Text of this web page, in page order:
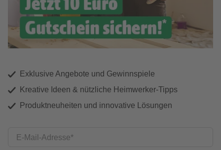
Exklusive Angebote und Gewinnspiele
Kreative Ideen & nützliche Heimwerker-Tipps
Produktneuheiten und innovative Lösungen
E-Mail-Adresse